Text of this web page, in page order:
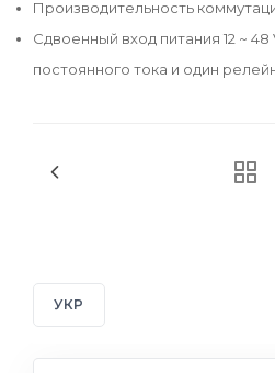
Производительность
Сдвоенный вход питания 12 ~
постоянного тока и один
УКР